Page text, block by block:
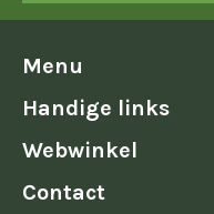
Menu
Handige links
Webwinkel
Contact